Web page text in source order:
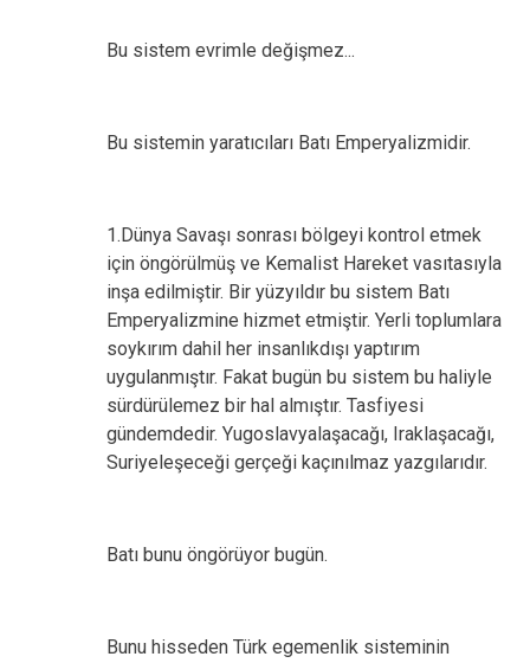
Bu sistem evrimle değişmez...
Bu sistemin yaratıcıları Batı Emperyalizmidir.
1.Dünya Savaşı sonrası bölgeyi kontrol etmek
için öngörülmüş ve Kemalist Hareket vasıtasıyla
inşa edilmiştir. Bir yüzyıldır bu sistem Batı
Emperyalizmine hizmet etmiştir. Yerli toplumlara
soykırım dahil her insanlıkdışı yaptırım
uygulanmıştır. Fakat bugün bu sistem bu haliyle
sürdürülemez bir hal almıştır. Tasfiyesi
gündemdedir. Yugoslavyalaşacağı, Iraklaşacağı,
Suriyeleşeceği gerçeği kaçınılmaz yazgılarıdır.
Batı bunu öngörüyor bugün.
Bunu hisseden Türk egemenlik sisteminin